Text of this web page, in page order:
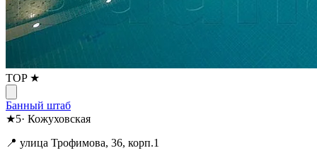
TOP ★
Банный штаб
★5· Кожуховская
📍 улица Трофимова, 36, корп.1